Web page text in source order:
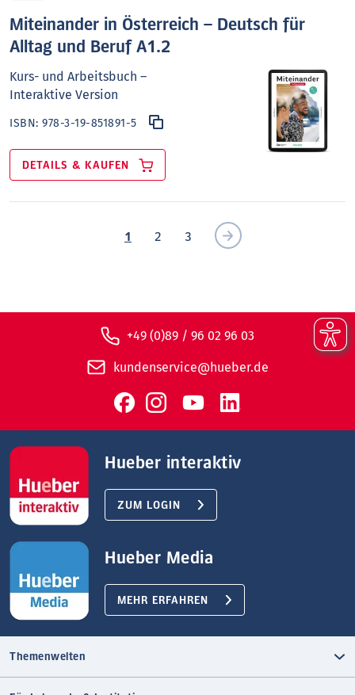
Miteinander in Österreich – Deutsch für
Alltag und Beruf A1.2
Kurs- und Arbeitsbuch –
Interaktive Version
ISBN:978-3-19-851891-5
DETAILS & KAUFEN
1 2 3
+49 (0)89 / 96 02 96 03
kundenservice@hueber.de
Hueber interaktiv
ZUM LOGIN
Hueber Media
MEHR ERFAHREN
Themenwelten